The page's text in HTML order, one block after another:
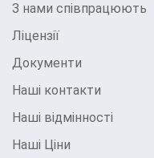
З нами співпрацюють
Ліцензії
Документи
Наші контакти
Наші відмінності
Наші Ціни